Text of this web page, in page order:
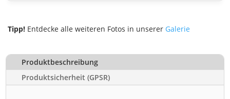
Tipp! Entdecke alle weiteren Fotos in unserer Galerie
Produktbeschreibung
Produktsicherheit (GPSR)